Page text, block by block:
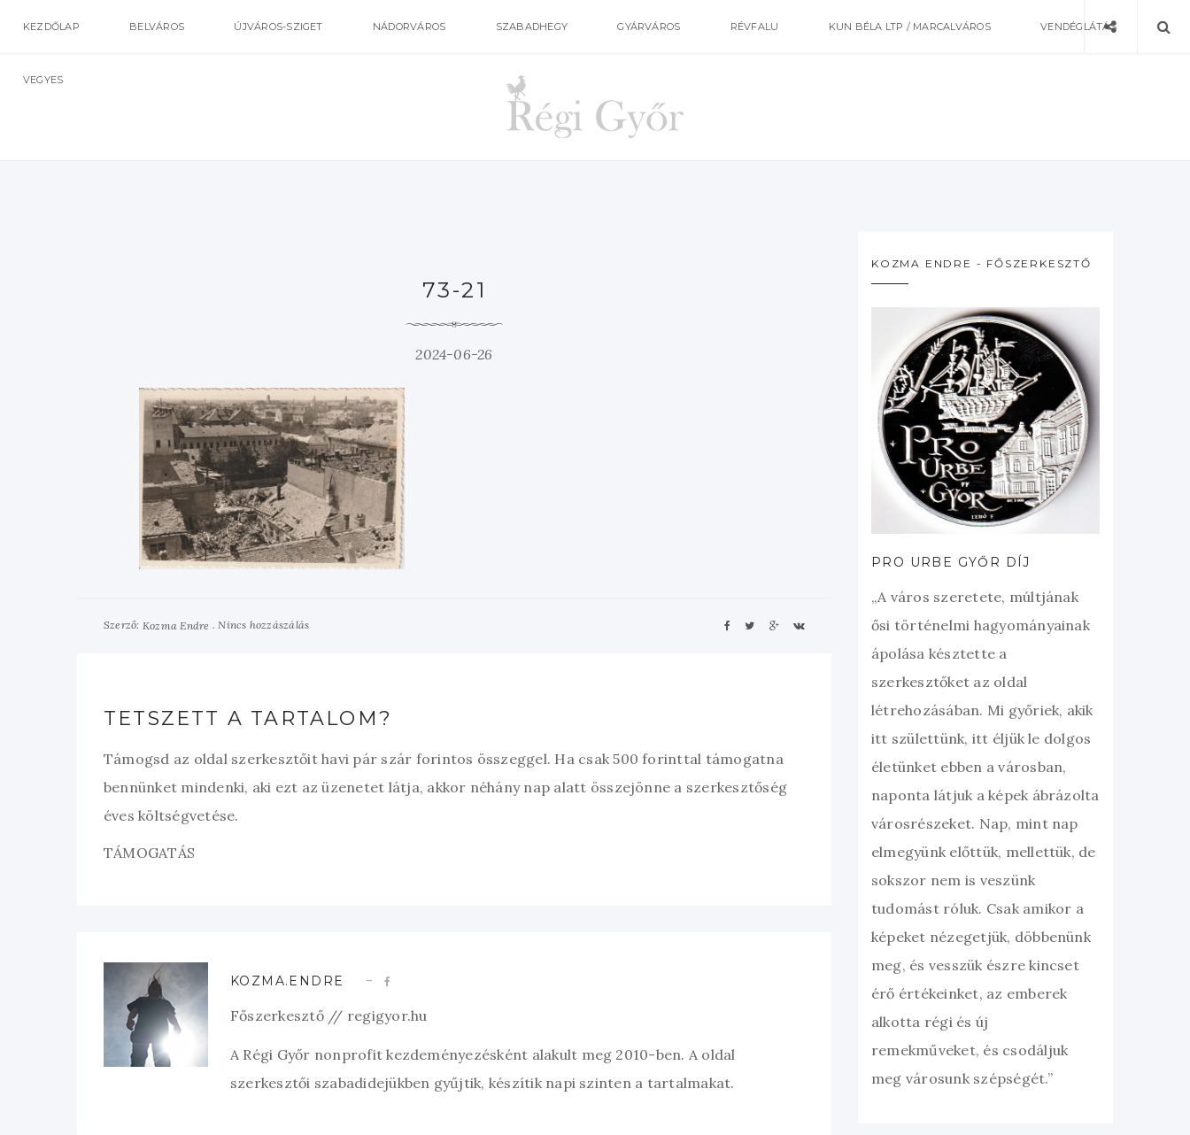
KEZDŐLAP BELVÁROS ÚJVÁROS-SZIGET NÁDORVÁROS SZABADHEGY GYÁRVÁROS RÉVFALU KUN BÉLA LTP / MARCALVÁROS VENDÉGLÁTÁS
VEGYES
73-21
2024-06-26
Szerző: Kozma Endre Nincs hozzászálás
TETSZETT A TARTALOM?
Támogsd az oldal szerkesztőit havi pár szár forintos összeggel. Ha csak 500 forinttal támogatna
bennünket mindenki, aki ezt az üzenetet látja, akkor néhány nap alatt összejönne a szerkesztőség
éves költségvetése.
TÁMOGATÁS
KOZMA.ENDRE
Főszerkesztő // regigyor.hu
A Régi Győr nonprofit kezdeményezésként alakult meg 2010-ben. A oldal
szerkesztői szabadidejükben gyűjtik, készítik napi szinten a tartalmakat.
KOZMA ENDRE - FŐSZERKESZTŐ
PRO URBE GYŐR DÍJ
„A város szeretete, múltjának
ősi történelmi hagyományainak
ápolása késztette a
szerkesztőket az oldal
létrehozásában. Mi győriek, akik
itt születtünk, itt éljük le dolgos
életünket ebben a városban,
naponta látjuk a képek ábrázolta
városrészeket. Nap, mint nap
elmegyünk előttük, mellettük, de
sokszor nem is veszünk
tudomást róluk. Csak amikor a
képeket nézegetjük, döbbenünk
meg, és vesszük észre kincset
érő értékeinket, az emberek
alkotta régi és új
remekműveket, és csodáljuk
meg városunk szépségét.”